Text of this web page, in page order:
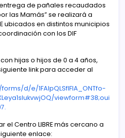
de pañales recaudados
las Mamás” se realizará a
ubicados en distintos municipios
con los DIF
hijas o hijos de 0 a 4 años,
link para acceder al
d/e/1FAIpQLSfIFlA_ONTfo-
viewform#38;oui
el Centro LIBRE más cercano a
enlace: